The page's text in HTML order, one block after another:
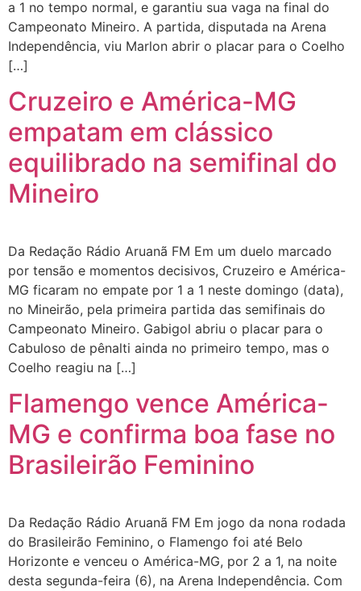
a 1 no tempo normal, e garantiu sua vaga na final do
Campeonato Mineiro. A partida, disputada na Arena
Independência, viu Marlon abrir o placar para o Coelho
[…]
Cruzeiro e América-MG
empatam em clássico
equilibrado na semifinal do
Mineiro
Da Redação Rádio Aruanã FM Em um duelo marcado
por tensão e momentos decisivos, Cruzeiro e América-
MG ficaram no empate por 1 a 1 neste domingo (data),
no Mineirão, pela primeira partida das semifinais do
Campeonato Mineiro. Gabigol abriu o placar para o
Cabuloso de pênalti ainda no primeiro tempo, mas o
Coelho reagiu na […]
Flamengo vence América-
MG e confirma boa fase no
Brasileirão Feminino
Da Redação Rádio Aruanã FM Em jogo da nona rodada
do Brasileirão Feminino, o Flamengo foi até Belo
Horizonte e venceu o América-MG, por 2 a 1, na noite
desta segunda-feira (6), na Arena Independência. Com